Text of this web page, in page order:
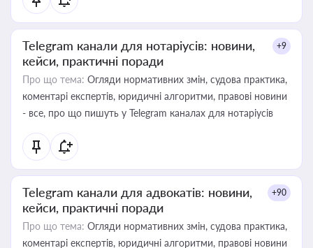
Telegram канали для нотаріусів: новини,
кейси, практичні поради
+9
Про що тема: Огляди нормативних змін, судова практика,
коментарі експертів, юридичні алгоритми, правові новини
- все, про що пишуть у Telegram каналах для нотаріусів
Telegram канали для адвокатів: новини,
кейси, практичні поради
+90
Про що тема: Огляди нормативних змін, судова практика,
коментарі експертів, юридичні алгоритми, правові новини